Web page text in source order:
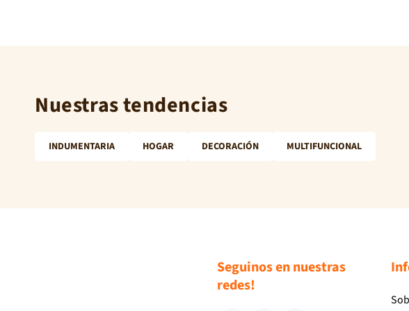
Nuestras tendencias
INDUMENTARIA HOGAR DECORACIÓN MULTIFUNCIONAL
Seguinos en nuestras
redes!